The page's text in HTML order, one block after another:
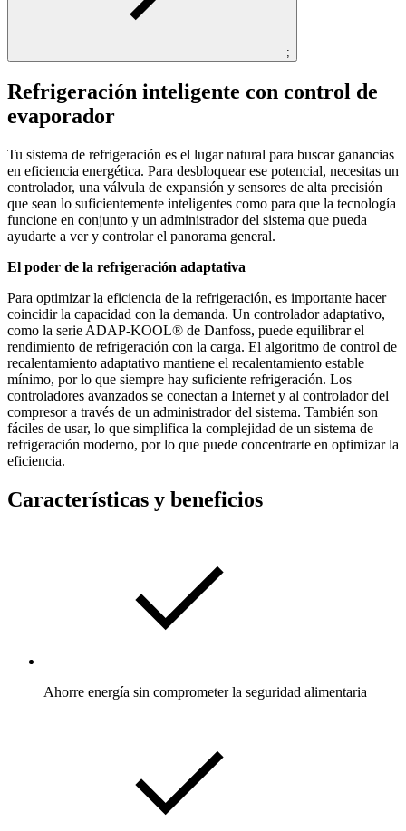
;
Refrigeración inteligente con control de
evaporador
Tu sistema de refrigeración es el lugar natural para buscar ganancias
en eficiencia energética. Para desbloquear ese potencial, necesitas un
controlador, una válvula de expansión y sensores de alta precisión
que sean lo suficientemente inteligentes como para que la tecnología
funcione en conjunto y un administrador del sistema que pueda
ayudarte a ver y controlar el panorama general.
El poder de la refrigeración adaptativa
Para optimizar la eficiencia de la refrigeración, es importante hacer
coincidir la capacidad con la demanda. Un controlador adaptativo,
como la serie ADAP-KOOL® de Danfoss, puede equilibrar el
rendimiento de refrigeración con la carga. El algoritmo de control de
recalentamiento adaptativo mantiene el recalentamiento estable
mínimo, por lo que siempre hay suficiente refrigeración. Los
controladores avanzados se conectan a Internet y al controlador del
compresor a través de un administrador del sistema. También son
fáciles de usar, lo que simplifica la complejidad de un sistema de
refrigeración moderno, por lo que puede concentrarte en optimizar la
eficiencia.
Características y beneficios
Ahorre energía sin comprometer la seguridad alimentaria